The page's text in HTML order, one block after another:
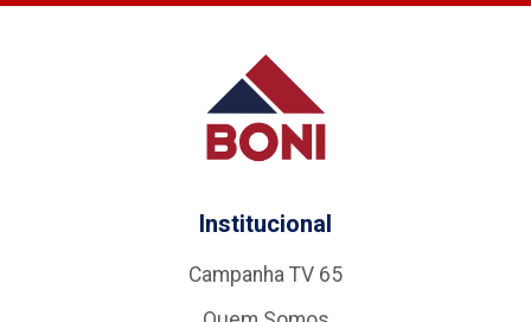
Institucional
Campanha TV 65